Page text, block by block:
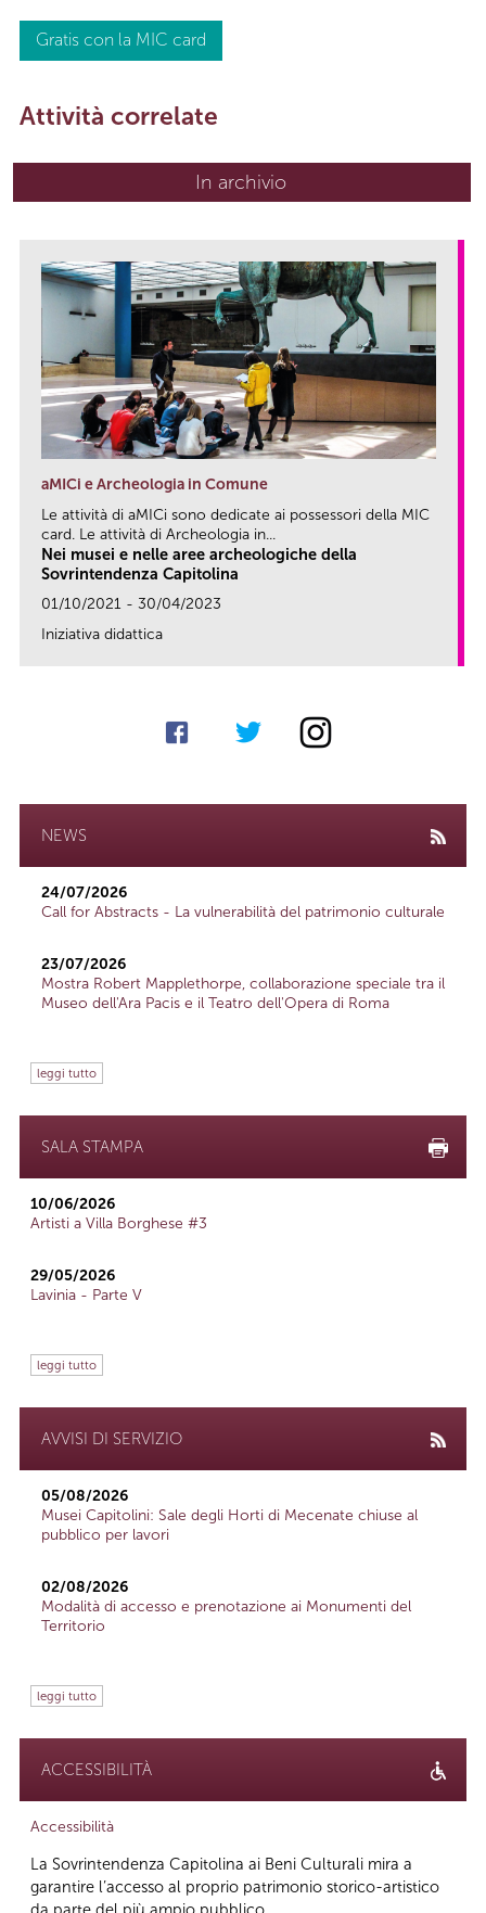
Gratis con la MIC card
Attività correlate
In archivio
aMICi e Archeologia in Comune
Le attività di aMICi sono dedicate ai possessori della MIC
card. Le attività di Archeologia in...
Nei musei e nelle aree archeologiche della
Sovrintendenza Capitolina
01/10/2021 - 30/04/2023
Iniziativa didattica
NEWS
24/07/2026
Call for Abstracts - La vulnerabilità del patrimonio culturale
23/07/2026
Mostra Robert Mapplethorpe, collaborazione speciale tra il
Museo dell'Ara Pacis e il Teatro dell'Opera di Roma
leggi tutto
SALA STAMPA
10/06/2026
Artisti a Villa Borghese #3
29/05/2026
Lavinia - Parte V
leggi tutto
AVVISI DI SERVIZIO
05/08/2026
Musei Capitolini: Sale degli Horti di Mecenate chiuse al
pubblico per lavori
02/08/2026
Modalità di accesso e prenotazione ai Monumenti del
Territorio
leggi tutto
ACCESSIBILITÀ
Accessibilità
La Sovrintendenza Capitolina ai Beni Culturali mira a
garantire l’accesso al proprio patrimonio storico-artistico